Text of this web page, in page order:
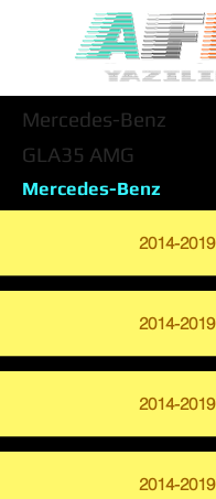
Mercedes-Benz
GLA35 AMG
Mercedes-Benz
2014-2019
2014-2019
2014-2019
2014-2019